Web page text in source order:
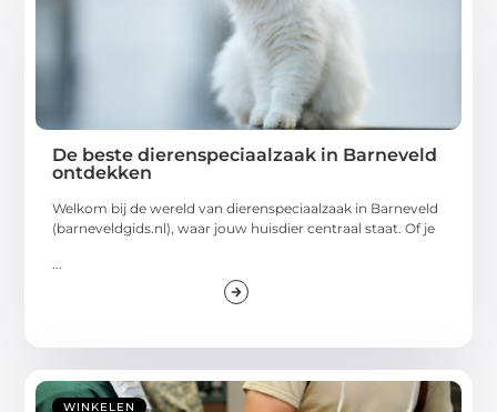
De beste dierenspeciaalzaak in Barneveld
ontdekken
Welkom bij de wereld van dierenspeciaalzaak in Barneveld
(barneveldgids.nl), waar jouw huisdier centraal staat. Of je
WINKELEN